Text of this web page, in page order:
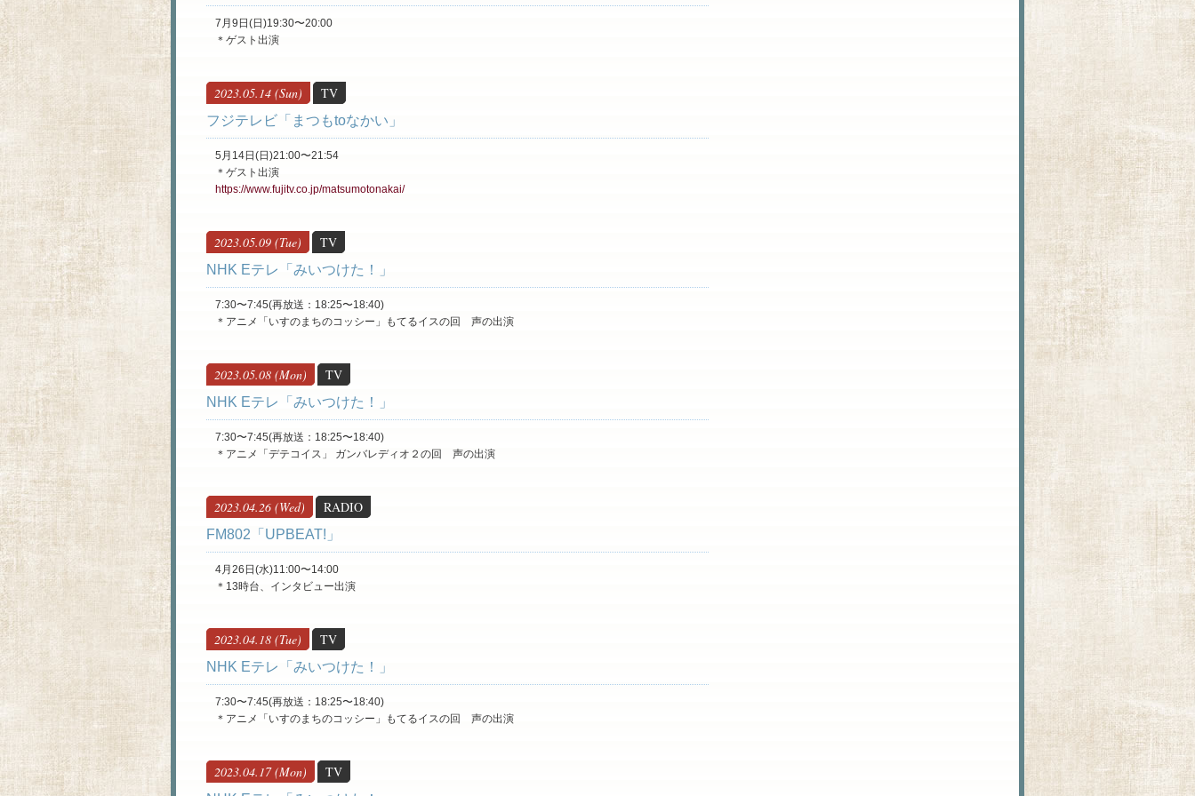
7月9日(日)19:30〜20:00
＊ゲスト出演
2023.05.14 (Sun) TV
フジテレビ「まつもtoなかい」
5月14日(日)21:00〜21:54
＊ゲスト出演
https://www.fujitv.co.jp/matsumotonakai/
2023.05.09 (Tue) TV
​NHK Eテレ「みいつけた！」
7:30〜7:45(再放送：18:25〜18:40)
＊アニメ「いすのまちのコッシー」もてるイスの回 声の出演
2023.05.08 (Mon) TV
​NHK Eテレ「みいつけた！」
7:30〜7:45(再放送：18:25〜18:40)
＊アニメ「デテコイス」 ガンバレディオ２の回 声の出演
2023.04.26 (Wed) RADIO
​FM802「UPBEAT!」
4月26日(水)11:00〜14:00
＊13時台、インタビュー出演
2023.04.18 (Tue) TV
​NHK Eテレ「みいつけた！」
7:30〜7:45(再放送：18:25〜18:40)
＊アニメ「いすのまちのコッシー」もてるイスの回 声の出演
2023.04.17 (Mon) TV